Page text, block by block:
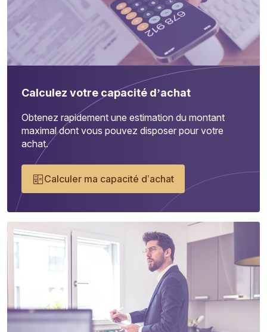
Calculez votre capacité d’achat
Obtenez rapidement une estimation du montant
maximal dont vous pouvez disposer pour votre
achat.
Calculer ma capacité d’achat